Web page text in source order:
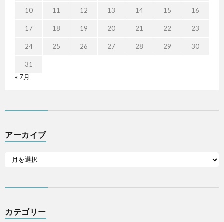
10 11 12 13 14 15 16
17 18 19 20 21 22 23
24 25 26 27 28 29 30
31
« 7月
アーカイブ
カテゴリー